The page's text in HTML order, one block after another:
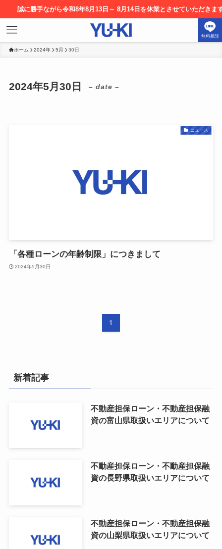
勝手ながら令和8年8月13日～ 8月14日を休業とさせていただきます。お申
無料相談
ホーム 2024年 5月 30日
2024年5月30日 – date –
ニュース
「各種ローンの年齢制限」につきまして
2024年5月30日
1
新着記事
不動産担保ローン・不動産担保融
資の富山県取扱いエリアについて
不動産担保ローン・不動産担保融
資の長野県取扱いエリアについて
不動産担保ローン・不動産担保融
資の山梨県取扱いエリアについて